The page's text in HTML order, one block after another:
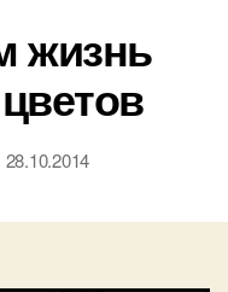
жизнь
28.10.2014